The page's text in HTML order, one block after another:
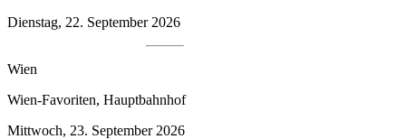
Dienstag, 22. September 2026
Wien
Wien-Favoriten, Hauptbahnhof
Mittwoch, 23. September 2026